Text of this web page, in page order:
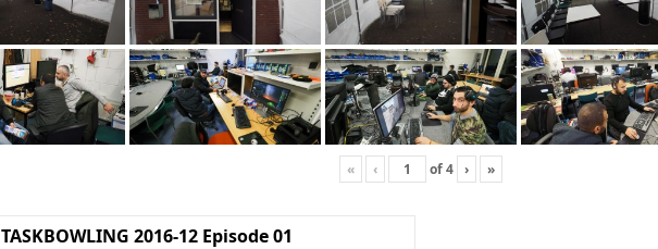
« ‹ of4 › »
TASKBOWLING 2016-12 Episode 01